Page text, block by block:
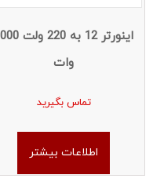
اینورتر 12 به 220
وات
تماس بگیرید
اطلاعات بیشتر